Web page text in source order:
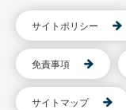
サイトポリシー
免責事項
サイトマップ